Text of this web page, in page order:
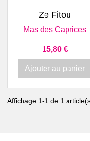
Ze Fitou
Mas des Caprices
Prix
15,80 €
Ajouter au panier
Affichage 1-1 de 1